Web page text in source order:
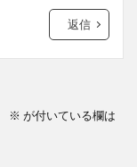
返信
※ が付いている欄は